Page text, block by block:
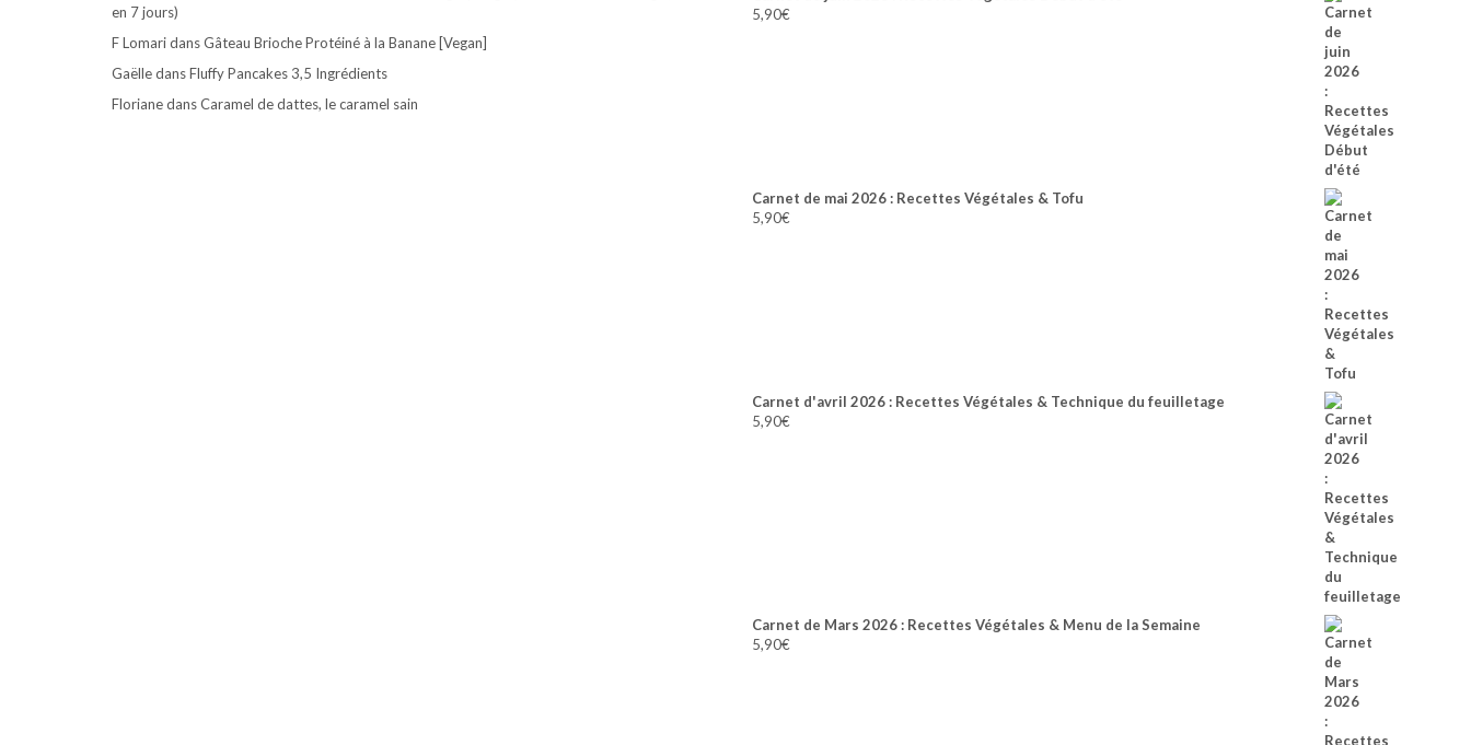
en 7 jours)
F LomaridansGâteau Brioche Protéiné à la Banane [Vegan]
GaëlledansFluffy Pancakes 3,5 Ingrédients
FlorianedansCaramel de dattes, le caramel sain
5,90€
Carnet de mai 2026 : Recettes Végétales & Tofu
5,90€
Carnet d'avril 2026 : Recettes Végétales & Technique du feuilletage
5,90€
Carnet de Mars 2026 : Recettes Végétales & Menu de la Semaine
5,90€